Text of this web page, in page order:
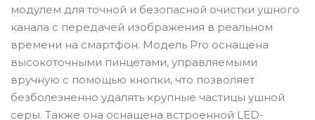
модулем для точной и безопасной очистки ушного
канала с передачей изображения в реальном
времени на смартфон. Модель Pro оснащена
высокоточными пинцетами, управляемыми
вручную с помощью кнопки, что позволяет
безболезненно удалять крупные частицы ушной
серы. Также она оснащена встроенной LED-